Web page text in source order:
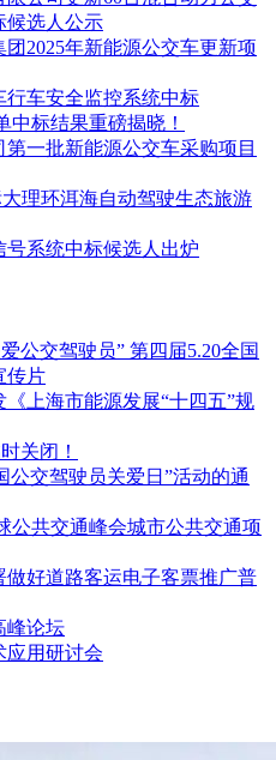
工程咨询有限公司
街道大道西路456号-267(新经
候选人公示
2025年新能源公交车更新项
行车安全监控系统中标
中标结果重磅揭晓！
一批新能源公交车采购项目
理环洱海自动驾驶生态旅游
号系统中标候选人出炉
公交驾驶员” 第四届5.20全国
传片
《上海市能源发展“十四五”规
关闭！
公交驾驶员关爱日”活动的通
公共交通峰会城市公共交通项
好道路客运电子客票推广普
峰论坛
应用研讨会